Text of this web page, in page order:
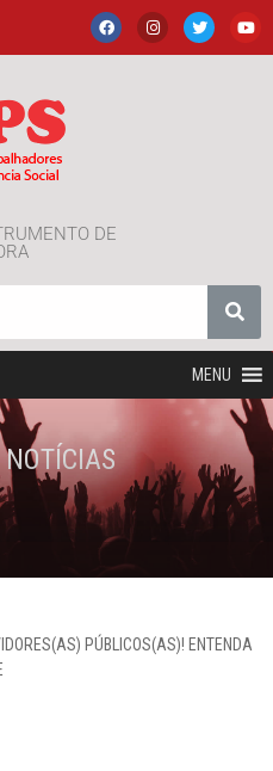
DE
MENU
PÚBLICOS(AS)! ENTENDA